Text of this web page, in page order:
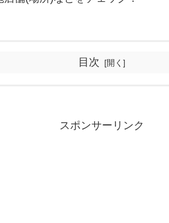
目次
スポンサーリンク